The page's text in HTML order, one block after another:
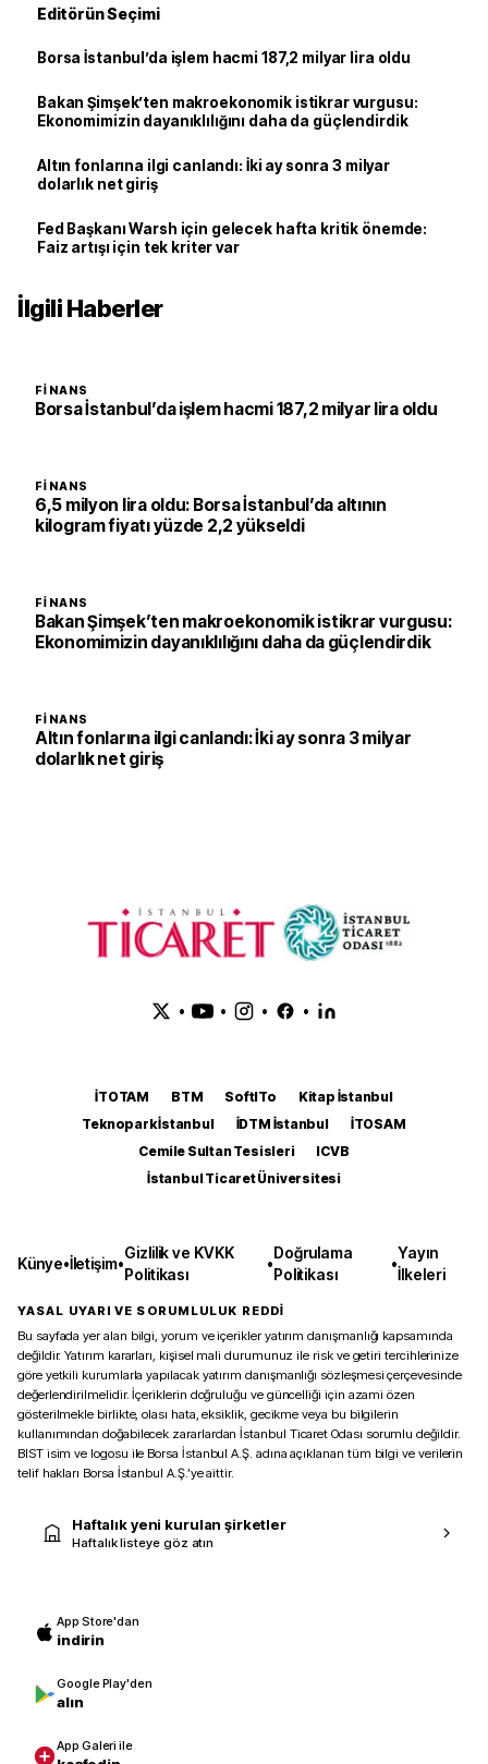
Editörün Seçimi
Borsa İstanbul’da işlem hacmi 187,2 milyar lira oldu
Bakan Şimşek’ten makroekonomik istikrar vurgusu:
Ekonomimizin dayanıklılığını daha da güçlendirdik
Altın fonlarına ilgi canlandı: İki ay sonra 3 milyar
dolarlık net giriş
Fed Başkanı Warsh için gelecek hafta kritik önemde:
Faiz artışı için tek kriter var
İlgili Haberler
FINANS
Borsa İstanbul’da işlem hacmi 187,2 milyar lira oldu
FINANS
6,5 milyon lira oldu: Borsa İstanbul’da altının
kilogram fiyatı yüzde 2,2 yükseldi
FINANS
Bakan Şimşek’ten makroekonomik istikrar vurgusu:
Ekonomimizin dayanıklılığını daha da güçlendirdik
FINANS
Altın fonlarına ilgi canlandı: İki ay sonra 3 milyar
dolarlık net giriş
• • • •
İTOTAM BTM SoftITo
Kitap İstanbul
Teknopark İstanbul
İDTM İstanbul
İTOSAM
Cemile Sultan Tesisleri
ICVB
İstanbul Ticaret Üniversitesi
Künye•İletişim•
Gizlilik ve KVKK
Politikası
•
Doğrulama
Politikası
•
Yayın
İlkeleri
YASAL UYARI VE SORUMLULUK REDDİ
Bu sayfada yer alan bilgi, yorum ve içerikler yatırım danışmanlığı kapsamında
değildir. Yatırım kararları, kişisel mali durumunuz ile risk ve getiri tercihlerinize
göre yetkili kurumlarla yapılacak yatırım danışmanlığı sözleşmesi çerçevesinde
değerlendirilmelidir. İçeriklerin doğruluğu ve güncelliği için azami özen
gösterilmekle birlikte, olası hata, eksiklik, gecikme veya bu bilgilerin
kullanımından doğabilecek zararlardan İstanbul Ticaret Odası sorumlu değildir.
BIST isim ve logosu ile Borsa İstanbul A.Ş. adına açıklanan tüm bilgi ve verilerin
telif hakları Borsa İstanbul A.Ş.’ye aittir.
Haftalık yeni kurulan şirketler
Haftalık listeye göz atın
App Store'dan
indirin
Google Play'den
alın
App Galeri ile